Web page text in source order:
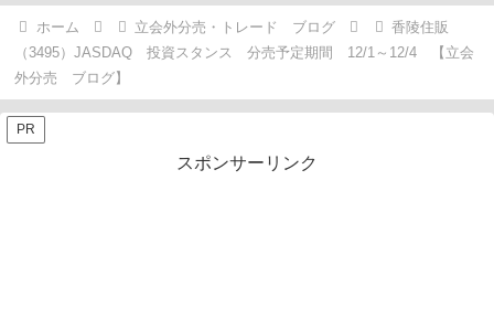
ホーム 立会外分売・トレード ブログ
香陵住販
（3495）JASDAQ 投資スタンス 分売予定期間 12/1～12/4 【立会
外分売 ブログ】
PR
スポンサーリンク